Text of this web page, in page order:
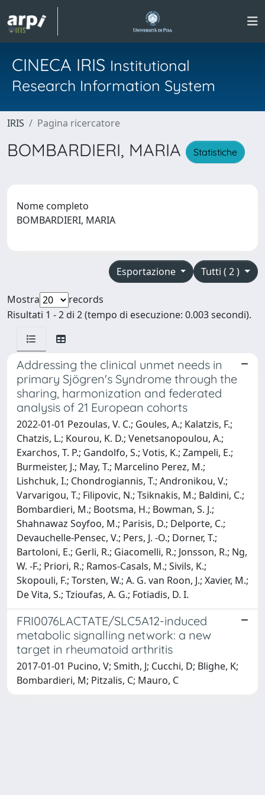
CINECA IRIS Institutional
Research Information System
IRIS Pagina ricercatore
BOMBARDIERI, MARIA Statistiche
Nome completo
BOMBARDIERI, MARIA
Tutti ( 2 )
Esportazione
Mostra
records
Risultati 1 - 2 di 2 (tempo di esecuzione: 0.003 secondi).
Addressing the clinical unmet needs in
primary Sjögren's Syndrome through the
sharing, harmonization and federated
analysis of 21 European cohorts
2022-01-01 Pezoulas, V. C.; Goules, A.; Kalatzis, F.;
Chatzis, L.; Kourou, K. D.; Venetsanopoulou, A.;
Exarchos, T. P.; Gandolfo, S.; Votis, K.; Zampeli, E.;
Burmeister, J.; May, T.; Marcelino Perez, M.;
Lishchuk, I.; Chondrogiannis, T.; Andronikou, V.;
Varvarigou, T.; Filipovic, N.; Tsiknakis, M.; Baldini, C.;
Bombardieri, M.; Bootsma, H.; Bowman, S. J.;
Shahnawaz Soyfoo, M.; Parisis, D.; Delporte, C.;
Devauchelle-Pensec, V.; Pers, J. -O.; Dorner, T.;
Bartoloni, E.; Gerli, R.; Giacomelli, R.; Jonsson, R.; Ng,
W. -F.; Priori, R.; Ramos-Casals, M.; Sivils, K.;
Skopouli, F.; Torsten, W.; A. G. van Roon, J.; Xavier, M.;
De Vita, S.; Tzioufas, A. G.; Fotiadis, D. I.
FRI0076LACTATE/SLC5A12-induced
metabolic signalling network: a new
target in rheumatoid arthritis
2017-01-01 Pucino, V; Smith, J; Cucchi, D; Blighe, K;
Bombardieri, M; Pitzalis, C; Mauro, C